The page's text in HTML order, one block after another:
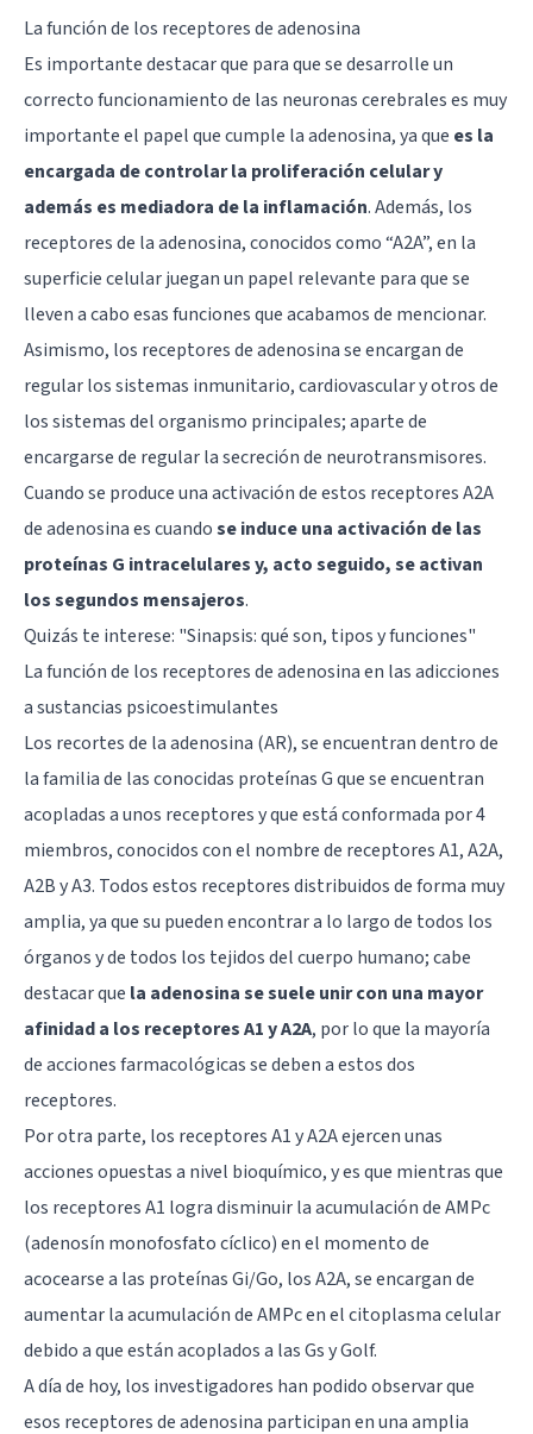
La función de los receptores de adenosina
Es importante destacar que para que se desarrolle un
correcto funcionamiento de las neuronas cerebrales es muy
importante el papel que cumple la adenosina, ya que es la
encargada de controlar la proliferación celular y
además es mediadora de la inflamación. Además, los
receptores de la adenosina, conocidos como “A2A”, en la
superficie celular juegan un papel relevante para que se
lleven a cabo esas funciones que acabamos de mencionar.
Asimismo, los receptores de adenosina se encargan de
regular los sistemas inmunitario, cardiovascular y otros de
los sistemas del organismo principales; aparte de
encargarse de regular la secreción de neurotransmisores.
Cuando se produce una activación de estos receptores A2A
de adenosina es cuandose induce una activación de las
proteínas G intracelulares y, acto seguido, se activan
los segundos mensajeros.
Quizás te interese: "Sinapsis: qué son, tipos y funciones"
La función de los receptores de adenosina en las adicciones
a sustancias psicoestimulantes
Los recortes de la adenosina (AR), se encuentran dentro de
la familia de las conocidas proteínas G que se encuentran
acopladas a unos receptores y que está conformada por 4
miembros, conocidos con el nombre de receptores A1, A2A,
A2B y A3. Todos estos receptores distribuidos de forma muy
amplia, ya que su pueden encontrar a lo largo de todos los
órganos y de todos los tejidos del cuerpo humano; cabe
destacar que la adenosina se suele unir con una mayor
afinidad a los receptores A1 y A2A, por lo que la mayoría
de acciones farmacológicas se deben a estos dos
receptores.
Por otra parte, los receptores A1 y A2A ejercen unas
acciones opuestas a nivel bioquímico, y es que mientras que
los receptores A1 logra disminuir la acumulación de AMPc
(adenosín monofosfato cíclico) en el momento de
acocearse a las proteínas Gi/Go, los A2A, se encargan de
aumentar la acumulación de AMPc en el citoplasma celular
debido a que están acoplados a las Gs y Golf.
A día de hoy, los investigadores han podido observar que
esos receptores de adenosina participan en una amplia